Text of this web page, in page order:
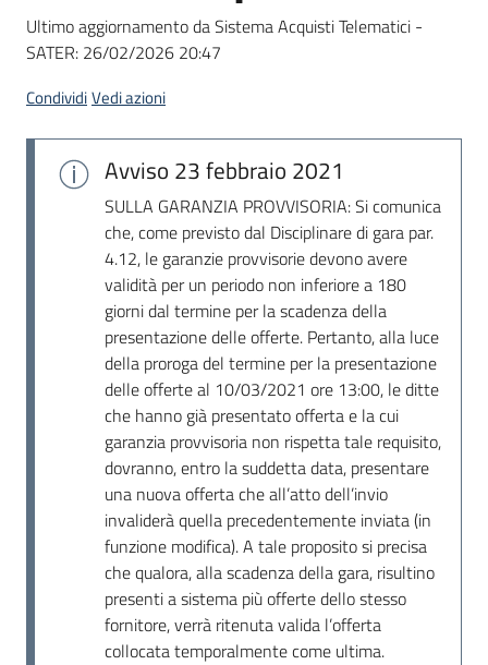
Supporto
telematiche
Ultimo aggiornamento da Sistema Acquisti Telematici -
SATER: 26/02/2026 20:47
CondividiVedi azioni
Avviso 23 febbraio 2021
SULLA GARANZIA PROVVISORIA: Si comunica
che, come previsto dal Disciplinare di gara par.
4.12, le garanzie provvisorie devono avere
validità per un periodo non inferiore a 180
giorni dal termine per la scadenza della
presentazione delle offerte. Pertanto, alla luce
della proroga del termine per la presentazione
delle offerte al 10/03/2021 ore 13:00, le ditte
che hanno già presentato offerta e la cui
garanzia provvisoria non rispetta tale requisito,
dovranno, entro la suddetta data, presentare
una nuova offerta che all’atto dell’invio
invaliderà quella precedentemente inviata (in
funzione modifica). A tale proposito si precisa
che qualora, alla scadenza della gara, risultino
presenti a sistema più offerte dello stesso
fornitore, verrà ritenuta valida l’offerta
collocata temporalmente come ultima.